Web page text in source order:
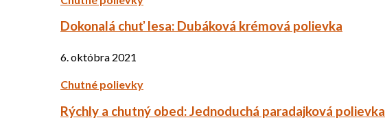
Dokonalá chuť lesa: Dubáková krémová polievka
6. októbra 2021
Chutné polievky
Rýchly a chutný obed: Jednoduchá paradajková polievka